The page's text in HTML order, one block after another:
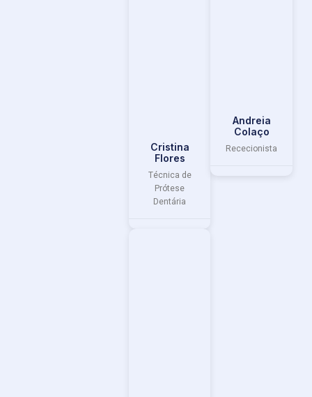
Cristina
Flores
Técnica de
Prótese
Dentária
Andreia
Colaço
Rececionista